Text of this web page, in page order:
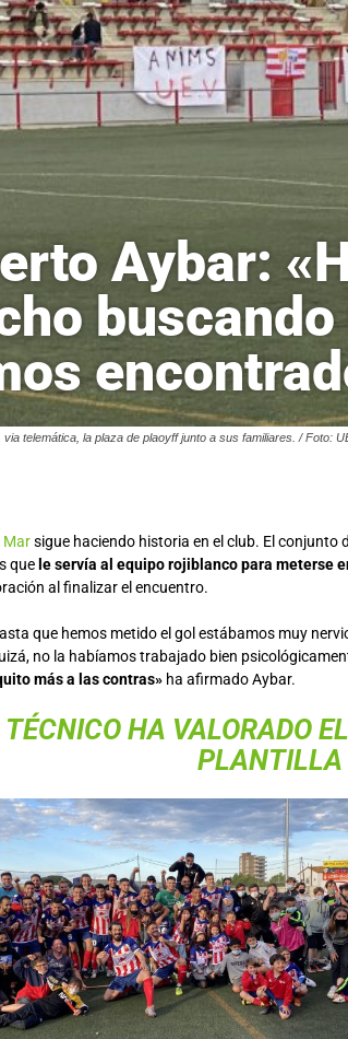
Aybar:
telemática, la plaza de plaoyff junto a sus familiares. / Foto:
Marsigue haciendo historia en el club. El
que le servía al equipo rojiblanco para meterse
al finalizar el encuentro.
que hemos metido el gol estábamos muy
no la habíamos trabajado bien
más a las contras» ha afirmado Aybar.
TÉCNICO HA VALORADO
PLANTILLA